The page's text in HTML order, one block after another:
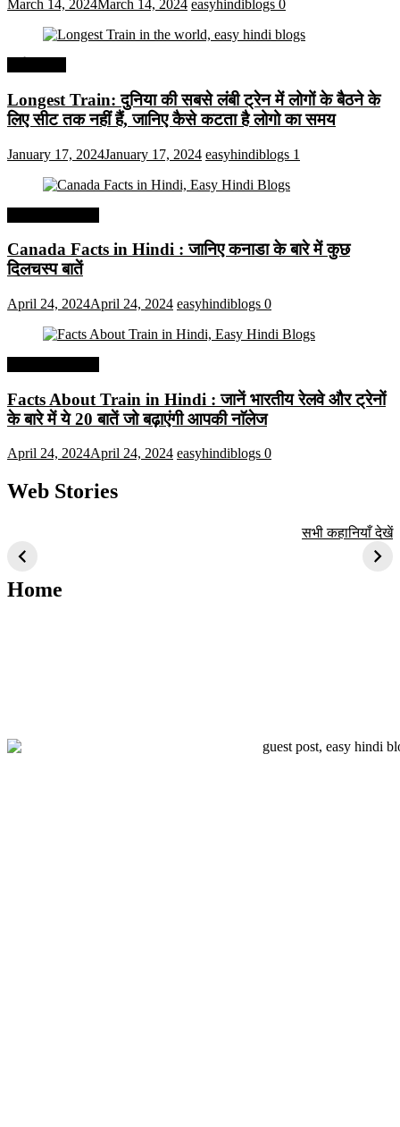
March 14, 2024March 14, 2024 easyhindiblogs 0
Longest Train: दुनिया की सबसे लंबी ट्रेन में लोगों के बैठने के
लिए सीट तक ​​नहीं हैं, जानिए कैसे कटता है लोगो का समय
January 17, 2024January 17, 2024 easyhindiblogs 1
Canada Facts in Hindi : जानिए कनाडा के बारे में कुछ
दिलचस्प बातें
April 24, 2024April 24, 2024 easyhindiblogs 0
Facts About Train in Hindi : जानें भारतीय रेलवे और ट्रेनों
के बारे में ये 20 बातें जो बढ़ाएंगी आपकी नाॅलेज
April 24, 2024April 24, 2024 easyhindiblogs 0
Web Stories
तकनीक जो आपको
2024 के लिए सीखनी
चाहिए
ऐतिहासिक स्थान
सभी कहानियाँ देखें
Home